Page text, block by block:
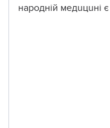
народній медuцuні